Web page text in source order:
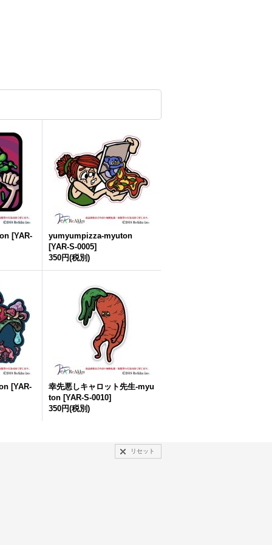
[YAR-
yumyumpizza-myuton
[YAR-S-0005]
350円(税別)
[YAR-
幸先悪しキャロット先生-myu
ton [YAR-S-0010]
350円(税別)
リセット